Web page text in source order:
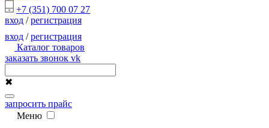
+7 (351) 700 07 27
вход /регистрация
вход /регистрация
Каталог товаров
заказать звонок vk
✖
запросить прайс
Меню